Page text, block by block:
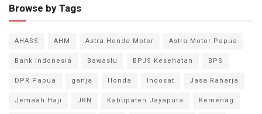
Browse by Tags
AHASS AHM Astra Honda Motor
Astra Motor Papua
Bank Indonesia
Bawaslu BPJS Kesehatan
BPS
DPR Papua
ganja Honda Indosat
Jasa Raharja
Jemaah Haji
JKN Kabupaten Jayapura
Kemenag